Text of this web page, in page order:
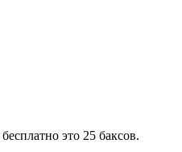
это 25 баксов.